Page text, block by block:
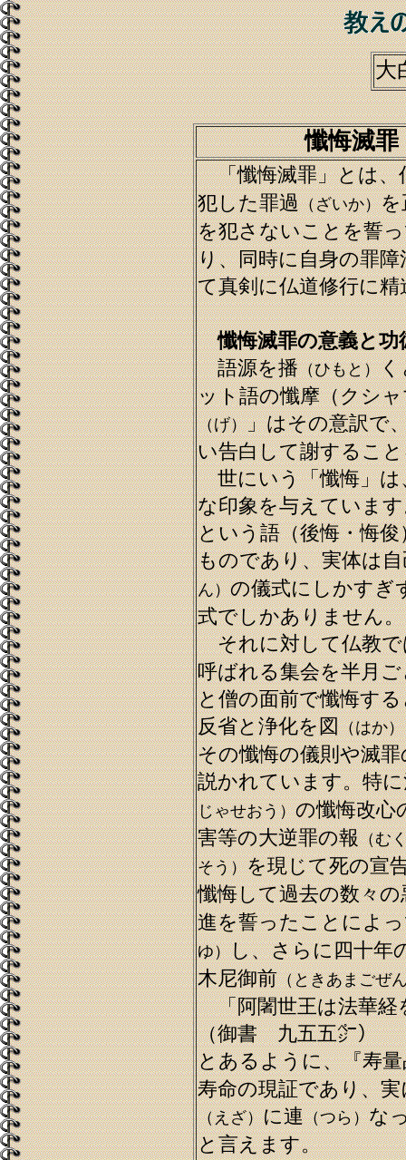
大
懺悔滅罪
「懺悔滅罪」とは、
犯した罪過（ざいか）を
を犯さないことを誓
り、同時に自身の罪
て真剣に仏道修行に
懺悔滅罪の意義と功
語源を播（ひもと）く
ット語の懺摩（クシ
（げ）」はその意訳で
い告白して謝するこ
世にいう「懺悔」は
な印象を与えていま
という語（後悔・悔
ものであり、実体は
ん）の儀式にしかすぎ
式でしかありません。
それに対して仏教で
呼ばれる集会を半月
と僧の面前で懺悔す
反省と浄化を図（はか）
その懺悔の儀則や滅
説かれています。特
じゃせおう）の懺悔改心
害等の大逆罪の報（む
そう）を現じて死の宣
懺悔して過去の数々の
進を誓ったことによ
ゆ）し、さらに四十年
木尼御前（ときあまごぜ
「阿闍世王は法華経
（御書 九五五㌻）
とあるように、『寿
寿命の現証であり、
（えざ）に連（つら）な
と言えます。